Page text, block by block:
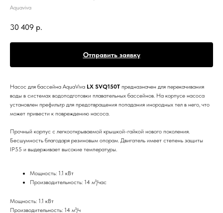
Aquaviva
30 409 р.
Отправить заявку
Насос для бассейна AquaViva LX SVQ150T предназначен для перекачивания
воды в системах водоподготовки плавательных бассейнов. На корпусе насоса
установлен префильтр для предотвращения попадания инородных тел в него, что
может привести к повреждению насоса.
Прочный корпус с легкооткрываемой крышкой-гайкой нового поколения.
Бесшумность благодаря резиновым опорам. Двигатель имеет степень защиты
IP55 и выдерживает высокие температуры.
Мощность: 1.1 кВт
Производительность: 14 м³/час
Мощность: 1.1 кВт
Производительность: 14 м³/ч